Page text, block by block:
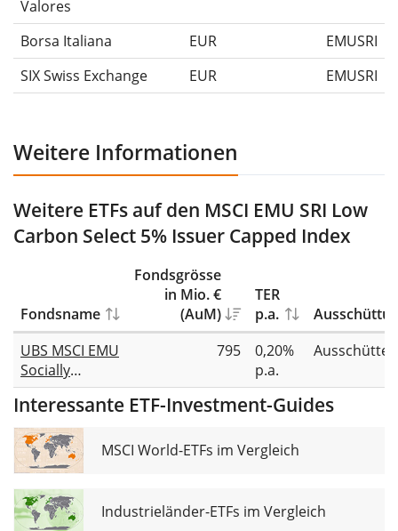
Valores
Borsa Italiana
EUR
EMUSRI
SIX Swiss Exchange
EUR EMUSRI
Weitere Informationen
Weitere ETFs auf den MSCI EMU SRI Low
Carbon Select 5% Issuer Capped Index
Fondsname
Fondsgrösse
in Mio. €
(AuM)
TER
p.a.
UBS MSCI EMU
Socially
Responsible
UCITS ETF EUR
dis
795
0,20%
p.a.
Interessante ETF-Investment-Guides
MSCI World-ETFs im Vergleich
Industrieländer-ETFs im Vergleich